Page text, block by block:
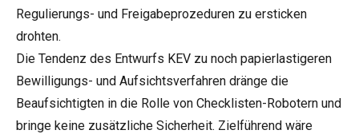
Regulierungs- und Freigabeprozeduren zu ersticken
drohten.
Die Tendenz des Entwurfs KEV zu noch papierlastigeren
Bewilligungs- und Aufsichtsverfahren dränge die
Beaufsichtigten in die Rolle von Checklisten-Robotern und
bringe keine zusätzliche Sicherheit. Zielführend wäre